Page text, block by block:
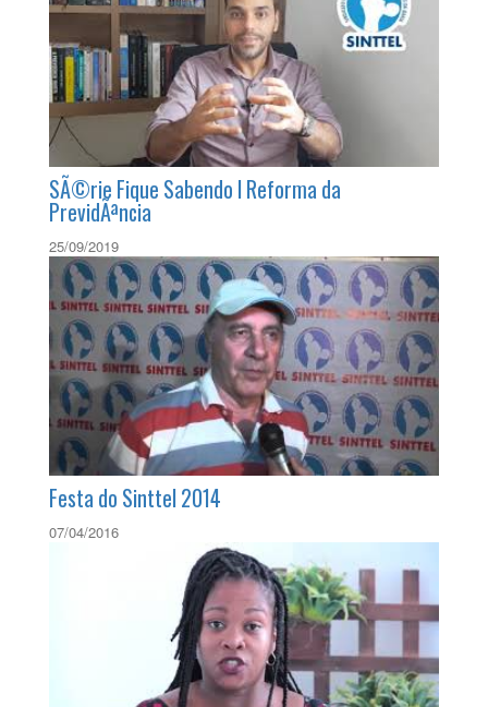
FaÃ§a uso correto da mÃ¡scara
16/07/2020
SÃ©rie Fique Sabendo l Reforma da
PrevidÃªncia
25/09/2019
Festa do Sinttel 2014